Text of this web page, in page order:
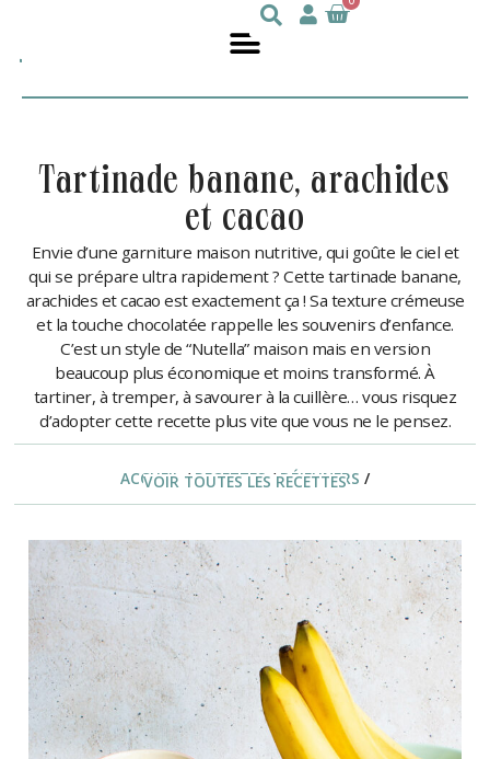
tartinade banane, arachides
et cacao
Envie d’une garniture maison nutritive, qui goûte le ciel et
qui se prépare ultra rapidement ? Cette tartinade banane,
arachides et cacao est exactement ça ! Sa texture crémeuse
et la touche chocolatée rappelle les souvenirs d’enfance.
C’est un style de “Nutella” maison mais en version
beaucoup plus économique et moins transformé. À
tartiner, à tremper, à savourer à la cuillère… vous risquez
d’adopter cette recette plus vite que vous ne le pensez.
ACCUEIL /RECETTES/DÉJEUNERS /
VOIR TOUTES LES RECETTES